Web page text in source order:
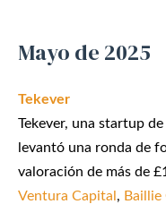
Mayo de 2025
Tekever
Tekever, una startup
levantó una ronda de
valoración de más de
Ventura Capital ,